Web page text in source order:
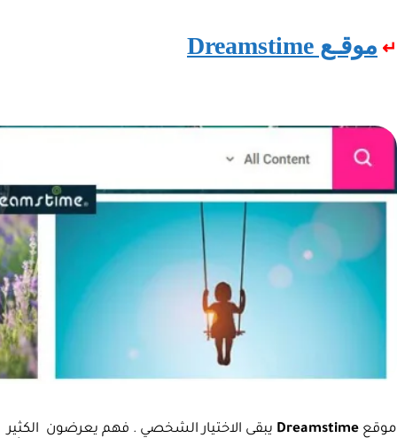
↵ موقـع Dreamstime
موقع Dreamstime يبقى الاختيار الشخصي . فهم يعرضون الكثير